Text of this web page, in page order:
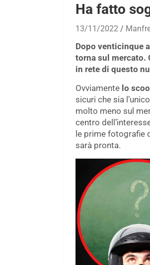
Ha fatto
13/11/2022
Dopo venticinque
torna sul mercato.
in rete di questo
Ovviamente lo
sicuri che sia
molto meno sul
centro
le prime fotografie
sarà pronta.